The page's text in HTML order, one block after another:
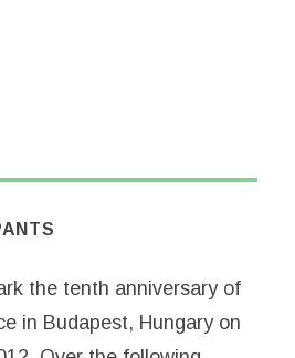
the tenth anniversary of
in Budapest, Hungary on